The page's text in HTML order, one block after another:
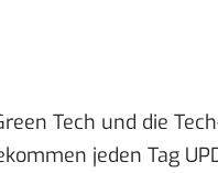
Tech und die
jeden Tag